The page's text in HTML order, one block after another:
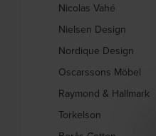
Nicolas Vahé
Nielsen Design
Nordique Design
Oscarssons Möbel
Raymond & Hallmark
Torkelson